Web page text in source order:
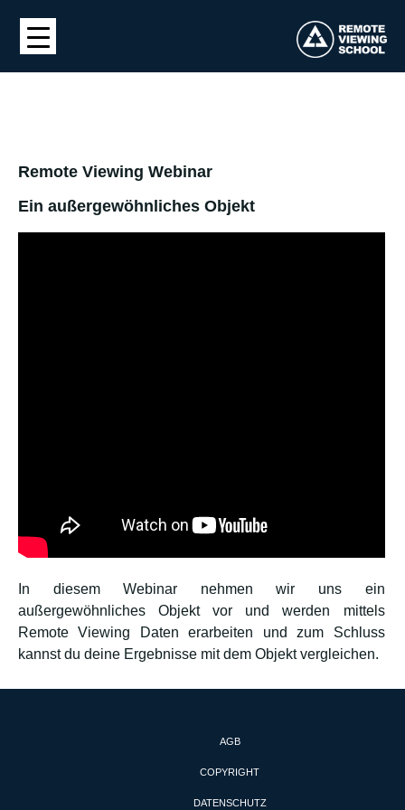
Remote Viewing Webinar
Ein außergewöhnliches Objekt
In diesem Webinar nehmen wir uns ein
außergewöhnliches Objekt vor und werden mittels
Remote Viewing Daten erarbeiten und zum Schluss
kannst du deine Ergebnisse mit dem Objekt vergleichen.
AGB
COPYRIGHT
DATENSCHUTZ